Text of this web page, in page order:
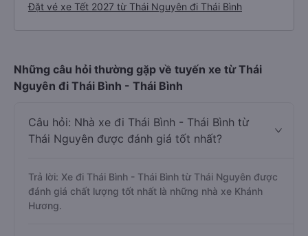
Đặt vé xe Tết 2027 từ Thái Nguyên đi Thái Bình
Những câu hỏi thường gặp về tuyến xe từ Thái
Nguyên đi Thái Bình - Thái Bình
Câu hỏi: Nhà xe đi Thái Bình - Thái Bình từ
Thái Nguyên được đánh giá tốt nhất?
Trả lời: Xe đi Thái Bình - Thái Bình từ Thái Nguyên được
đánh giá chất lượng tốt nhất là những nhà xe Khánh
Hương.